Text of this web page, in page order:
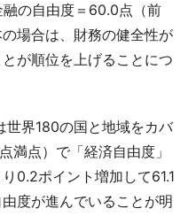
の自由度＝60.0点（前
場合は、財務の健全性が
が順位を上げることにつ
界180の国と地域をカバ
満点）で「経済自由度」
0.2ポイント増加して61.1
度が進んでいることが明